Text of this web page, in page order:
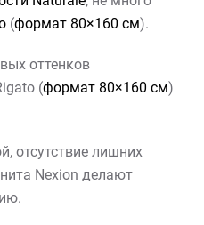
(формат 80×160 см).
оттенков
(формат 80×160 см)
отсутствие лишних
Nexion делают